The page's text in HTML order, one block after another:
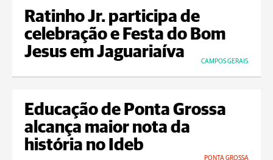
Ratinho Jr. participa de
celebração e Festa do Bom
Jesus em Jaguariaíva
CAMPOS GERAIS
Educação de Ponta Grossa
alcança maior nota da
história no Ideb
PONTA GROSSA